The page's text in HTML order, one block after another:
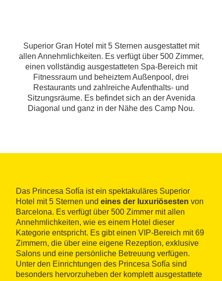
Superior Gran Hotel mit 5 Sternen ausgestattet mit
allen Annehmlichkeiten. Es verfügt über 500 Zimmer,
einen vollständig ausgestatteten Spa-Bereich mit
Fitnessraum und beheiztem Außenpool, drei
Restaurants und zahlreiche Aufenthalts- und
Sitzungsräume. Es befindet sich an der Avenida
Diagonal und ganz in der Nähe des Camp Nou.
Das Princesa Sofía ist ein spektakuläres Superior
Hotel mit 5 Sternen und eines der luxuriösesten von
Barcelona. Es verfügt über 500 Zimmer mit allen
Annehmlichkeiten, wie es einem Hotel dieser
Kategorie entspricht. Es gibt einen VIP-Bereich mit 69
Zimmern, die über eine eigene Rezeption, exklusive
Salons und eine persönliche Betreuung verfügen.
Unter den Einrichtungen des Princesa Sofía sind
besonders hervorzuheben der komplett ausgestattete